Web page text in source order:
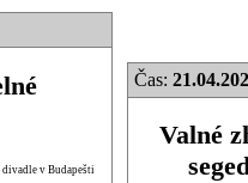
divadle v Budapešti
Čas:
Valné